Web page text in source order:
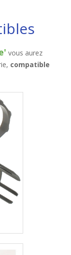
vous aurez
compatible